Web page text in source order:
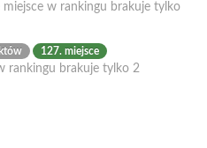
miejsce w rankingu brakuje tylko
127. miejsce
rankingu brakuje tylko 2